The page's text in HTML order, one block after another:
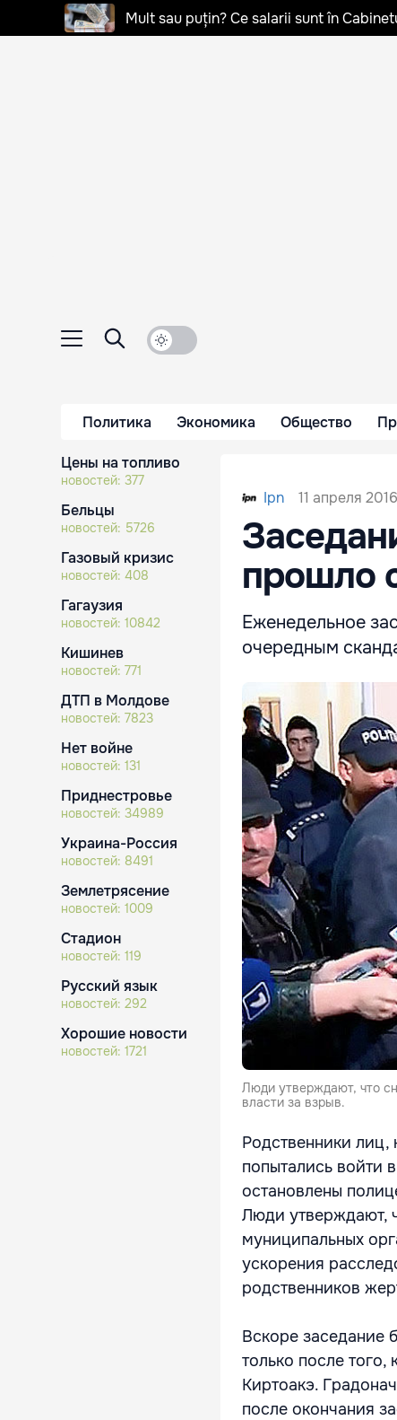
Mult sau puțin? Ce salarii sunt în
Политика Экономика Общество
Цены на топливо
новостей: 377
Бельцы
новостей: 5726
Газовый кризис
новостей: 408
Гагаузия
новостей: 10842
Кишинев
новостей: 771
ДТП в Молдове
новостей: 7823
Нет войне
новостей: 131
Приднестровье
новостей: 34989
Украина-Россия
новостей: 8491
Землетрясение
новостей: 1009
Стадион
новостей: 119
Русский язык
новостей: 292
Хорошие новости
новостей: 1721
Ipn 11 апреля
прошло
Еженедельное
очередным
Люди утверждают, что
власти за взрыв.
Родственники лиц,
попытались войти
остановлены
Люди утверждают,
муниципальных
ускорения
родственников
Вскоре заседание
только после
Киртоакэ.
после окончания